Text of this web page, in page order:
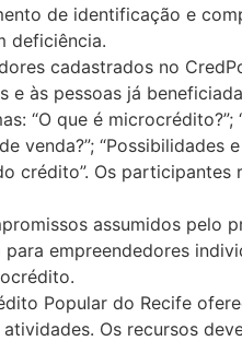
de identificação e
deficiência.
cadastrados no
às pessoas já
“O que é
venda?”;
crédito”. Os
assumidos
empreendedores
Popular do Recife
Os recursos